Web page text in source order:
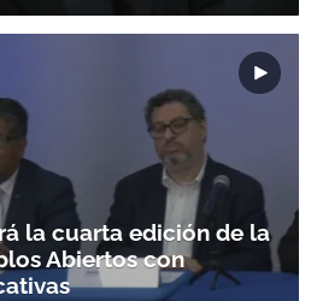
la cuarta edición de la
Abiertos con